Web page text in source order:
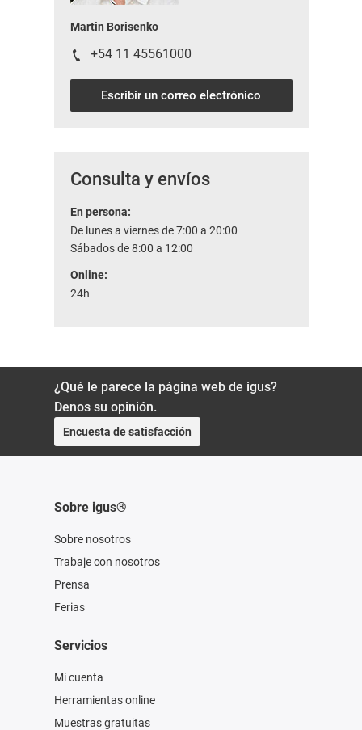
Martin Borisenko
+54 11 45561000
Escribir un correo electrónico
Consulta y envíos
En persona:
De lunes a viernes de 7:00 a 20:00
Sábados de 8:00 a 12:00
Online:
24h
¿Qué le parece la página web de igus?
Denos su opinión.
Encuesta de satisfacción
Sobre igus®
Sobre nosotros
Trabaje con nosotros
Prensa
Ferias
Servicios
Mi cuenta
Herramientas online
Muestras gratuitas